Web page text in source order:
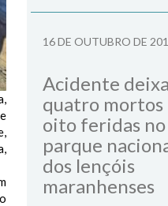
16 DE OUTUBRO DE
Acidente
quatro mortos
oito feridas no
parque
dos lençóis
maranhenses